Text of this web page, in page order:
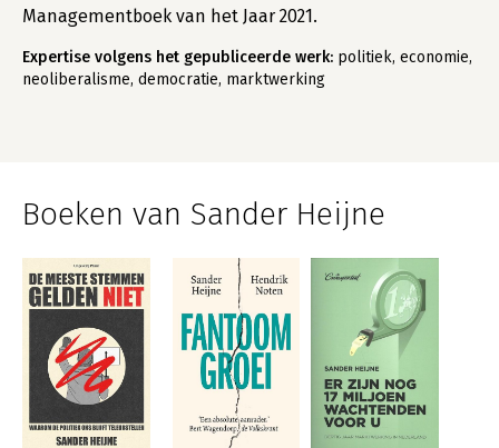
Managementboek van het Jaar 2021.
Expertise volgens het gepubliceerde werk: politiek, economie,
neoliberalisme, democratie, marktwerking
Boeken van Sander Heijne